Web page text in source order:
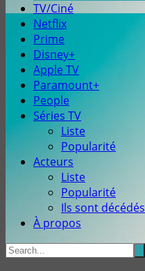
TV/Ciné
Netflix
Prime
Disney+
Apple TV
Paramount+
People
Séries TV
Liste
Popularité
Acteurs
Liste
Popularité
Ils sont décédés
À propos